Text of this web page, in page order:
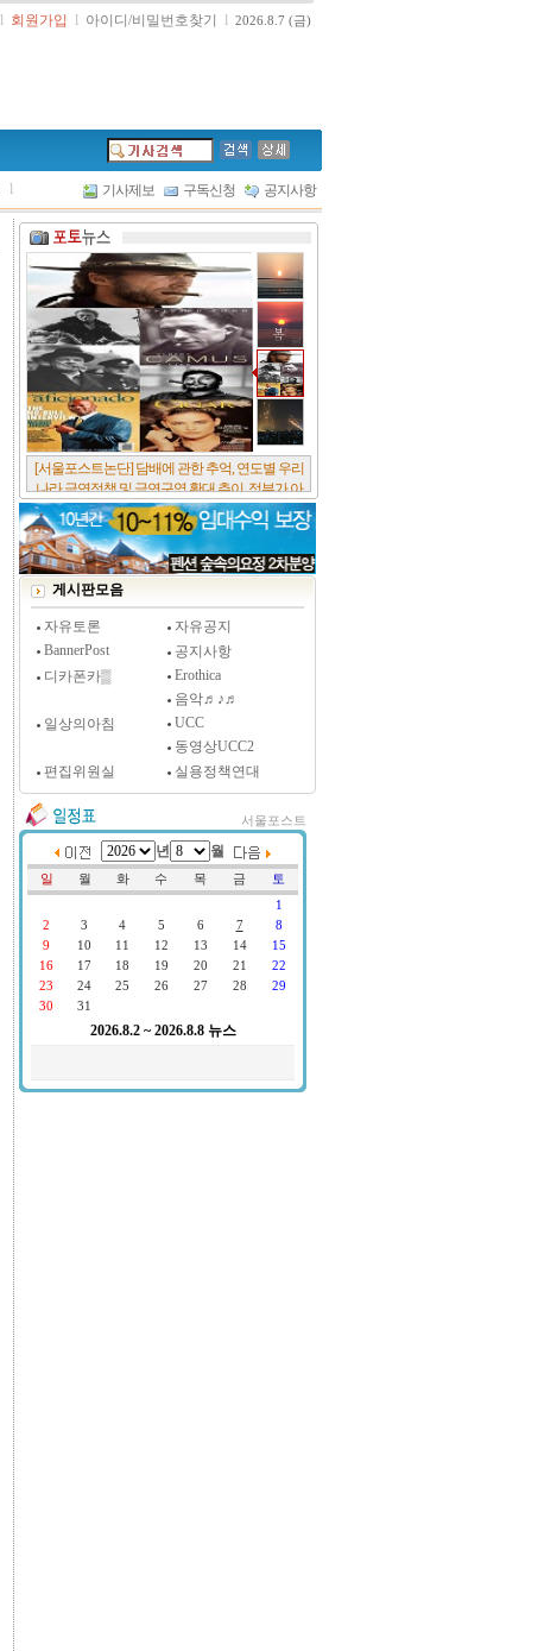
l 회원가입 l 아이디/비밀번호찾기 l 2026.8.7 (금)
l 기사제보 구독신청 공지사항
[서울포스트논단] 담배에 관한 추억, 연도별 우리
나라 금연정책 및 금연구역 확대 추이, 정부가 아
무리 더 해롭다고 사기를 쳐대도 피워 본 사람은
다 안다, 전자담배시장은 10년새 폭발적 증가세..
[시사저널 인터뷰] 윤방부 연세대 의대 명예교수,
"골초에게 전자담배를 허하라"
게시판모음
자유토론
자유공지
BannerPost
공지사항
디카폰카▒
Erothica
음악♬♪♬
일상의아침
UCC
동영상UCC2
편집위원실
실용정책연대
서울포스트